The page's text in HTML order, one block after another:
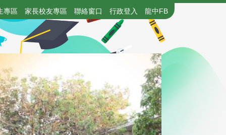
專區 家長校友專區 聯絡窗口 行政登入 龍中FB